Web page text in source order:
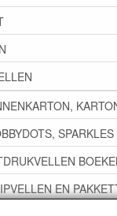
SPARKLES
EN